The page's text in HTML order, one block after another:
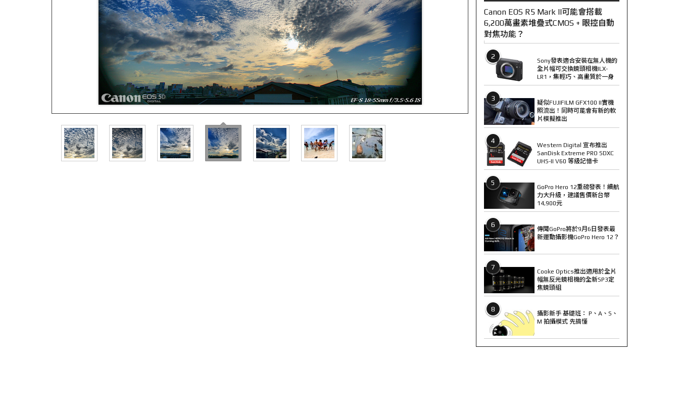
Canon EOS R5 Mark II可能會搭載
6,200萬畫素堆疊式CMOS + 眼控自動
對焦功能？
2
Sony發表適合安裝在無人機的
全片幅可交換鏡頭相機ILX-
LR1，集輕巧、高畫質於一身
3
疑似FUJIFILM GFX100 II實機
照流出！同時可能會有新的軟
片模擬推出
4
Western Digital 宣布推出
SanDisk Extreme PRO SDXC
UHS-II V60 等級記憶卡
5
GoPro Hero 12重磅發表！續航
力大升級，建議售價新台幣
14,900元
6
傳聞GoPro將於9月6日發表最
新運動攝影機GoPro Hero 12？
7
Cooke Optics推出適用於全片
幅無反光鏡相機的全新SP3定
焦鏡頭組
8
攝影新手 基礎班： P、A、S、
M 拍攝模式 先搞懂